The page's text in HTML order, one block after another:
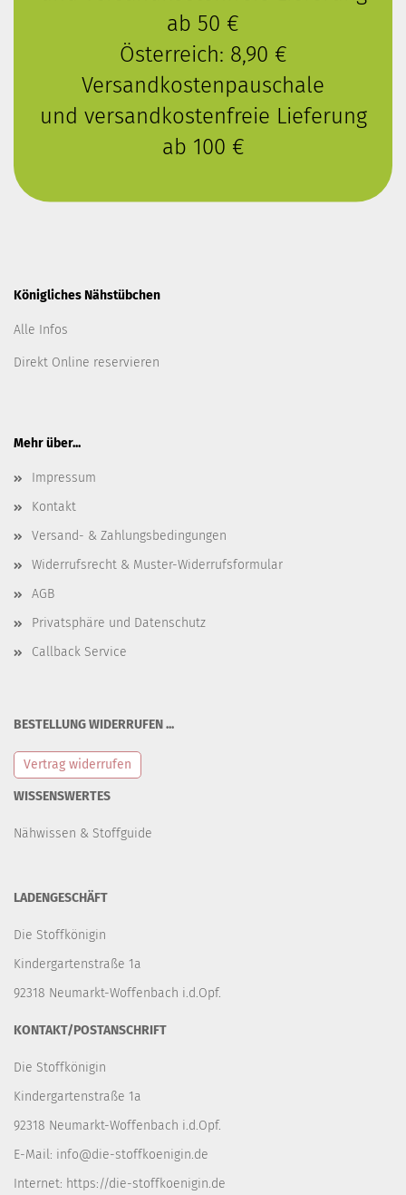
ab 50 €
Österreich: 8,90 €
Versandkostenpauschale
und versandkostenfreie Lieferung
ab 100 €
Königliches Nähstübchen
Alle Infos
Direkt Online reservieren
Mehr über...
Impressum
Kontakt
Versand- & Zahlungsbedingungen
Widerrufsrecht & Muster-Widerrufsformular
AGB
Privatsphäre und Datenschutz
Callback Service
BESTELLUNG WIDERRUFEN ...
Vertrag widerrufen
WISSENSWERTES
Nähwissen & Stoffguide
LADENGESCHÄFT
Die Stoffkönigin
Kindergartenstraße 1a
92318 Neumarkt-Woffenbach i.d.Opf.
KONTAKT/POSTANSCHRIFT
Die Stoffkönigin
Kindergartenstraße 1a
92318 Neumarkt-Woffenbach i.d.Opf.
E-Mail: info@die-stoffkoenigin.de
Internet: https://die-stoffkoenigin.de